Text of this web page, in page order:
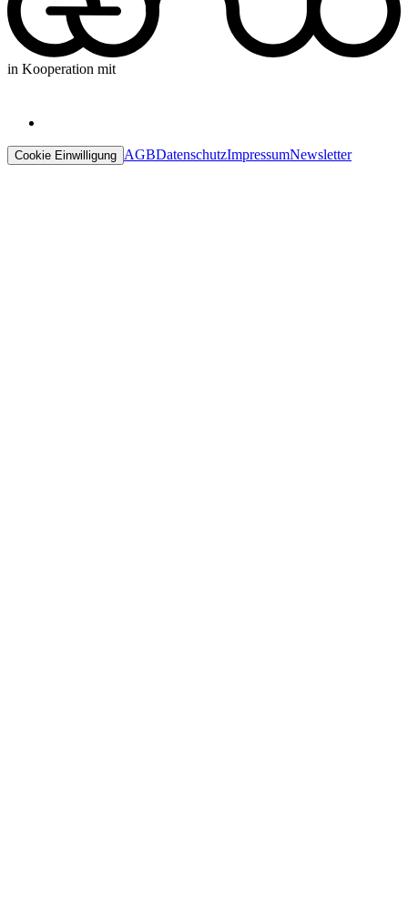
in Kooperation mit
Cookie Einwilligung AGBDatenschutzImpressumNewsletter